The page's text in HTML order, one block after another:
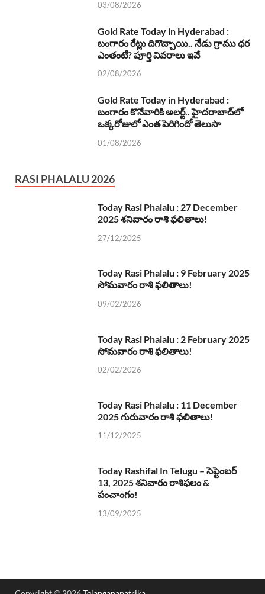
03/08/2026
Gold Rate Today in Hyderabad :
బంగారం రేట్లు దిగొచ్చాయి.. నేడు గ్రాము ధర
ఎంతంటే? పూర్తి వివరాలు ఇవే
02/08/2026
Gold Rate Today in Hyderabad :
బంగారం కొనేవారికి అలర్ట్.. హైదరాబాద్‌లో
ఒక్కరోజులో ఎంత పెరిగిందో తెలుసా
01/08/2026
RASI PHALALU 2026
Today Rasi Phalalu : 27 December
2025 శనివారం రాశి ఫలితాలు!
27/12/2025
Today Rasi Phalalu : 9 February 2025
సోమవారం రాశి ఫలితాలు!
09/02/2026
Today Rasi Phalalu : 2 February 2025
సోమవారం రాశి ఫలితాలు!
02/02/2026
Today Rasi Phalalu : 11 December
2025 గురువారం రాశి ఫలితాలు!
11/12/2025
Today Rashifal In Telugu – సెప్టెంబర్
13, 2025 శనివారం రాశిఫలం &
పంచాంగం!
13/09/2025